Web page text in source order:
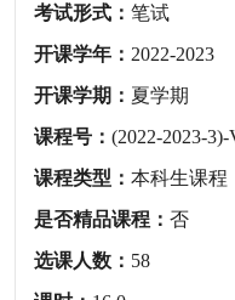
考试形式：笔试
开课学年： 2022-2023
开课学期： 夏学期
课程号：(2022-2023-3)-
课程类型：本科生课程
是否精品课程：否
选课人数： 58